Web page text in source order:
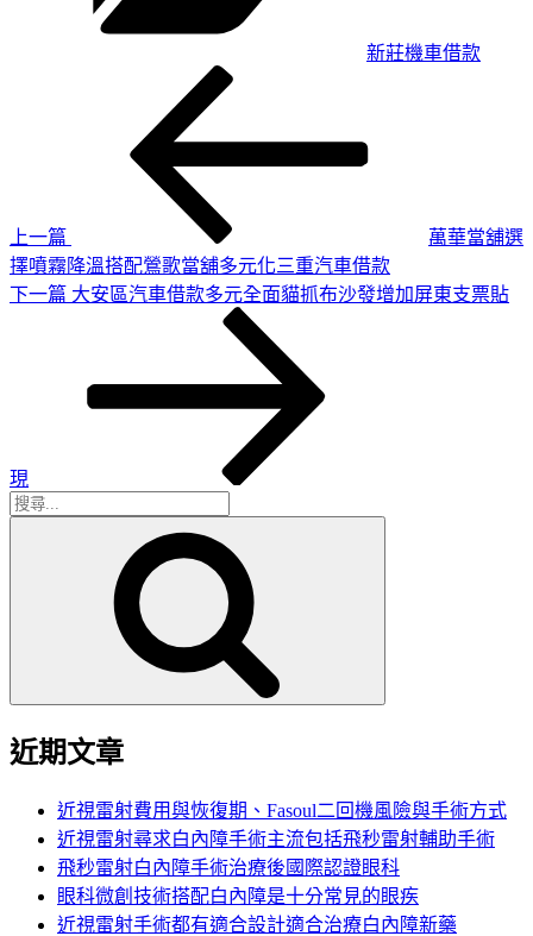
新莊機車借款
上一篇
萬華當舖選
擇噴霧降溫搭配鶯歌當舖多元化三重汽車借款
下
下一篇 大安區汽車借款多元全面貓抓布沙發增加屏東支票貼
現
搜
近期文章
近視雷射費用與恢復期、Fasoul二回機風險與手術方式
近視雷射尋求白內障手術主流包括飛秒雷射輔助手術
飛秒雷射白內障手術治療後國際認證眼科
眼科微創技術搭配白內障是十分常見的眼疾
近視雷射手術都有適合設計適合治療白內障新藥